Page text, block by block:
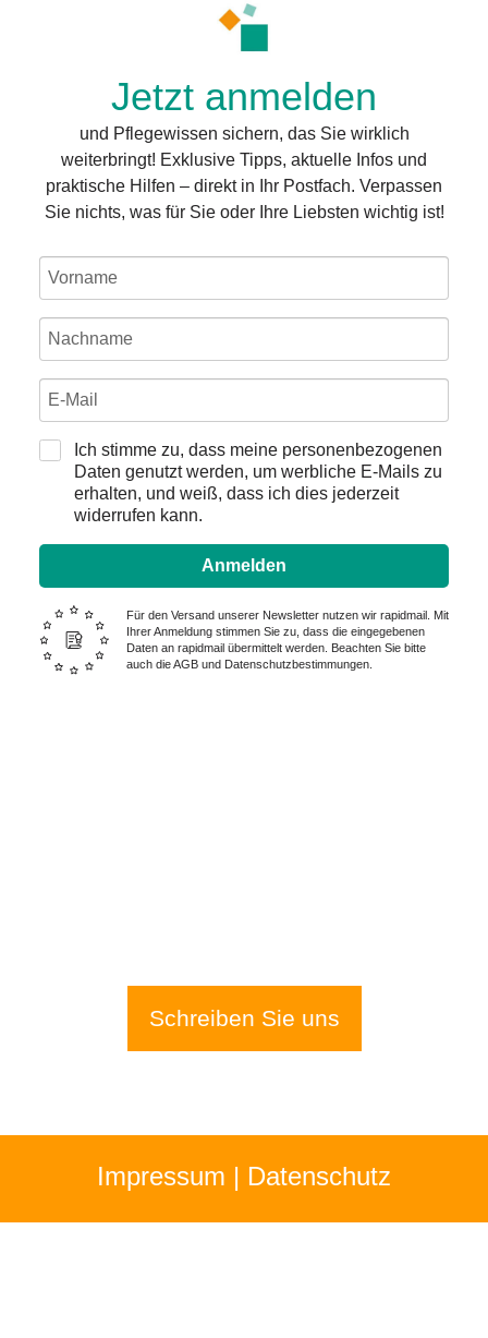
Jetzt anmelden
und Pflegewissen sichern, das Sie wirklich
weiterbringt! Exklusive Tipps, aktuelle Infos und
praktische Hilfen – direkt in Ihr Postfach. Verpassen
Sie nichts, was für Sie oder Ihre Liebsten wichtig ist!
Ich stimme zu, dass meine personenbezogenen
Daten genutzt werden, um werbliche E-Mails zu
erhalten, und weiß, dass ich dies jederzeit
widerrufen kann.
Anmelden
Für den Versand unserer Newsletter nutzen wir rapidmail. Mit
Ihrer Anmeldung stimmen Sie zu, dass die eingegebenen
Daten an rapidmail übermittelt werden. Beachten Sie bitte
auch die AGB und Datenschutzbestimmungen.
Schreiben Sie uns
Impressum | Datenschutz